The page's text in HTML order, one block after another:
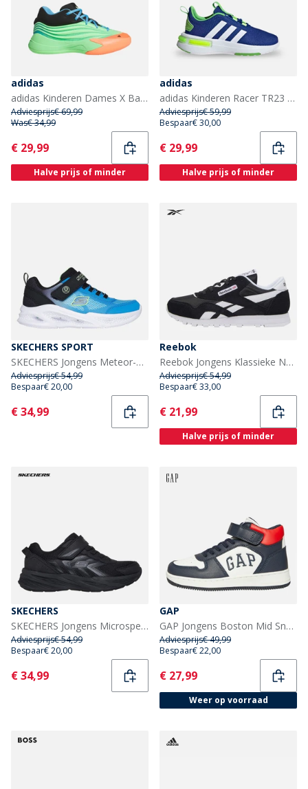
adidas
adidas Kinderen Dames X Basketbalschoenen Lime Burgundy/Signal Coral/Blue Burst
Adviesprijs€ 69,99
Was€ 34,99
Current
€ 29,99
Halve prijs of minder
adidas
adidas Kinderen Racer TR23 Sneakers Royal Blue/Footwear White/Lucid Lime
Adviesprijs€ 59,99
Bespaar€ 30,00
Current
€ 29,99
Halve prijs of minder
SKECHERS SPORT
SKECHERS Jongens Meteor-Lights Krendox Sneakers Zwart
Adviesprijs€ 54,99
Bespaar€ 20,00
Current
€ 34,99
Reebok
Reebok Jongens Klassieke Nylon Sneakers Zwart/Zwart/Wit
Adviesprijs€ 54,99
Bespaar€ 33,00
Current
€ 21,99
Halve prijs of minder
SKECHERS
SKECHERS Jongens Microspec Tread Sneakers Zwart
Adviesprijs€ 54,99
Bespaar€ 20,00
Current
€ 34,99
GAP
GAP Jongens Boston Mid Sneakers Navy/Rood
Adviesprijs€ 49,99
Bespaar€ 22,00
Current
€ 27,99
Weer op voorraad